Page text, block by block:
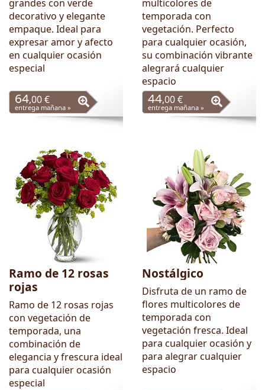
grandes con verde
decorativo y elegante
empaque. Ideal para
expresar amor y afecto
en cualquier ocasión
especial
64,00 €
entrega mañana »
multicolores de
temporada con
vegetación. Perfecto
para cualquier ocasión,
su combinación vibrante
alegrará cualquier
espacio
44,00 €
entrega mañana »
Ramo de 12 rosas
rojas
Ramo de 12 rosas rojas
con vegetación de
temporada, una
combinación de
elegancia y frescura ideal
para cualquier ocasión
especial
Nostálgico
Disfruta de un ramo de
flores multicolores de
temporada con
vegetación fresca. Ideal
para cualquier ocasión y
para alegrar cualquier
espacio